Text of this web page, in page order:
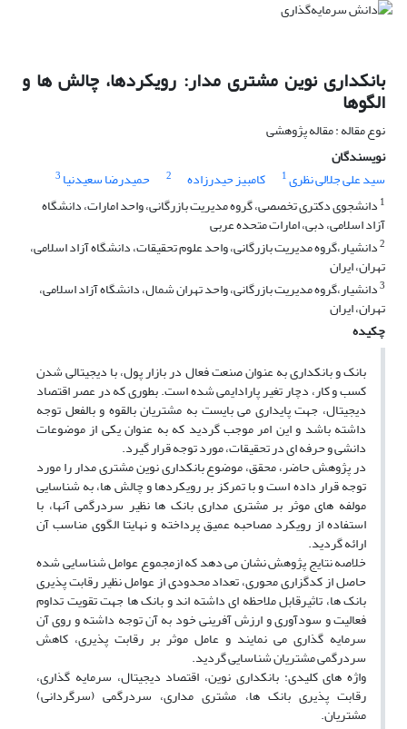
بانکداری نوین مشتری مدار: رویکردها، چالش ها و
الگوها
نوع مقاله : مقاله پژوهشی
نویسندگان
سید علی جلالی نظری1 کامبیز حیدرزاده 2 حمیدرضا سعیدنیا 3
1 دانشجوی دکتری تخصصی، گروه مدیریت بازرگانی، واحد امارات، دانشگاه
آزاد اسلامی، دبی، امارات متحده عربی
2دانشیار،گروه مدیریت بازرگانی، واحد علوم تحقیقات، دانشگاه آزاد اسلامی،
تهران، ایران
3دانشیار،گروه مدیریت بازرگانی، واحد تهران شمال، دانشگاه آزاد اسلامی،
تهران، ایران
چکیده
بانک و بانکداری به عنوان صنعت فعال در بازار پول، با دیجیتالی شدن
کسب و کار، دچار تغیر پارادایمی شده است. بطوری که در عصر اقتصاد
دیجیتال، جهت پایداری می بایست به مشتریان بالقوه و بالفعل توجه
داشته باشد و این امر موجب گردید که به عنوان یکی از موضوعات
دانشی و حرفه ای در تحقیقات، مورد توجه قرار گیرد.
در پژوهش حاضر، محقق، موضوع بانکداری نوین مشتری مدار را مورد
توجه قرار داده است و با تمرکز بر رویکردها و چالش ها، به شناسایی
مولفه های موثر بر مشتری مداری بانک ها نظیر سردرگمی آنها، با
استفاده از رویکرد مصاحبه عمیق پرداخته و نهایتا الگوی مناسب آن
ارائه گردید.
خلاصه نتایج پژوهش نشان می دهد که ازمجموع عوامل شناسایی شده
حاصل از کدگزاری محوری، تعداد محدودی از عوامل نظیر رقابت پذیری
بانک ها، تاثیرقابل ملاحظه ای داشته اند و بانک ها جهت تقویت تداوم
فعالیت و سودآوری و ارزش آفرینی خود به آن توجه داشته و روی آن
سرمایه گذاری می نمایند و عامل موثر بر رقابت پذیری، کاهش
سردرگمی مشتریان شناسایی گردید.
واژه های کلیدی: بانکداری نوین، اقتصاد دیجیتال، سرمایه گذاری،
رقابت پذیری بانک ها، مشتری مداری، سردرگمی (سرگردانی)
مشتریان.